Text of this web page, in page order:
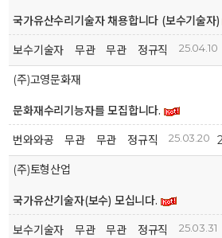
국가유산수리기술자 채용합니다 (보수기술자)
보수기술자 무관 무관 정규직 25.04.10
(주)고영문화재
문화재수리기능자를 모집합니다.
번와와공 무관 무관 정규직 25.03.20
(주)토형산업
국가유산기술자(보수) 모십니다.
보수기술자 무관 무관 정규직 25.03.31